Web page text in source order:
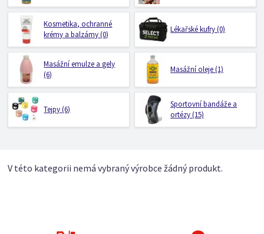
Kosmetika, ochranné
krémy a balzámy (0)
Lékařské kufry (0)
Masážní emulze a gely
(6)
Masážní oleje (1)
Tejpy (6)
Sportovní bandáže a
ortézy (15)
V této kategorii nemá vybraný výrobce žádný produkt.